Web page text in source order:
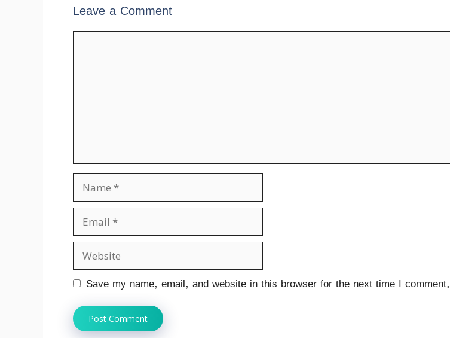
Leave a Comment
Name
Email
Website
Save my name, email, and website in this browser for the next time I comment.